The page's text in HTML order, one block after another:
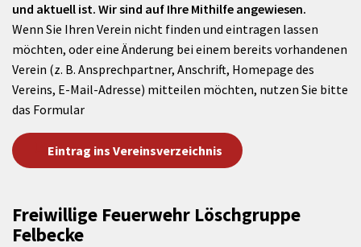
und aktuell ist. Wir sind auf Ihre Mithilfe angewiesen.
Wenn Sie Ihren Verein nicht finden und eintragen lassen
möchten, oder eine Änderung bei einem bereits vorhandenen
Verein (z. B. Ansprechpartner, Anschrift, Homepage des
Vereins, E-Mail-Adresse) mitteilen möchten, nutzen Sie bitte
das Formular
Eintrag ins Vereinsverzeichnis
Freiwillige Feuerwehr Löschgruppe
Felbecke